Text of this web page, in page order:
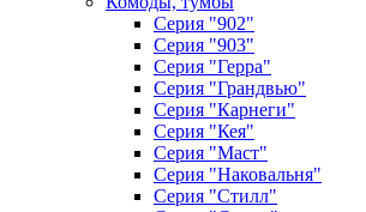
Серия "902"
Серия "903"
Серия "Герра"
Серия "Грандвью"
Серия "Карнеги"
Серия "Кея"
Серия "Маст"
Серия "Наковальня"
Серия "Стилл"